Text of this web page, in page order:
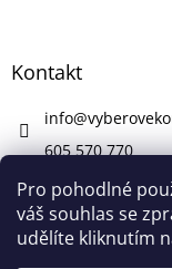
Pro pohodlné
váš souhlas se
udělíte kliknutím
Kontakt
info@
605 570 770
https://